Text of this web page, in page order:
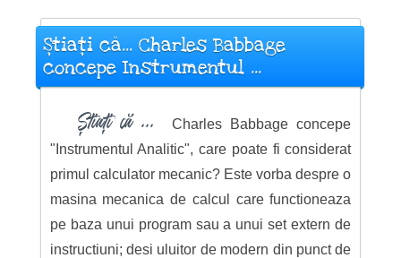
Știați că... Charles Babbage
concepe Instrumentul ...
Știați că ...
Charles Babbage concepe
"Instrumentul Analitic", care poate fi considerat
primul calculator mecanic? Este vorba despre o
masina mecanica de calcul care functioneaza
pe baza unui program sau a unui set extern de
instructiuni; desi uluitor de modern din punct de